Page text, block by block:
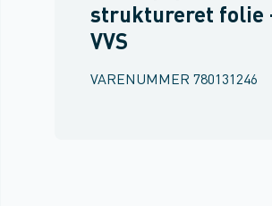
struktureret folie
VVS
VARENUMMER 780131246